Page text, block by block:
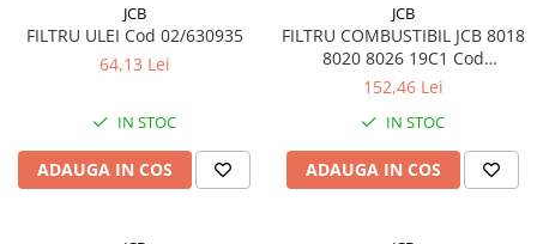
JCB
FILTRU ULEI Cod 02/630935
64,13 Lei
IN STOC
ADAUGA IN COS
JCB
FILTRU COMBUSTIBIL JCB 8018
8020 8026 19C1 Cod
32/925666
152,46 Lei
IN STOC
ADAUGA IN COS